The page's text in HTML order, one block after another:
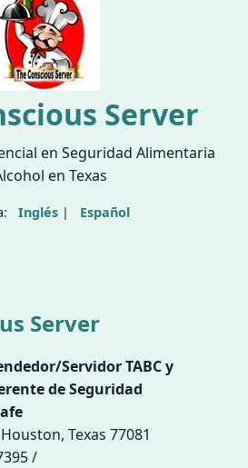
Server
en Seguridad Alimentaria
en Texas
Inglés| Español
Server
Servidor TABC y
de Seguridad
Texas 77081
/